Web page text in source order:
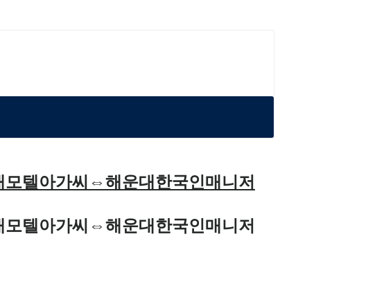
텔아가씨⇔해운대한국인매니저
텔아가씨⇔해운대한국인매니저